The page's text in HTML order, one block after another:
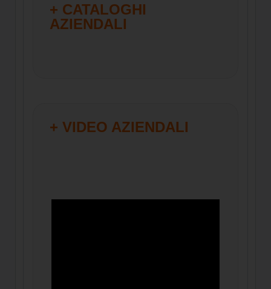
+ CATALOGHI
AZIENDALI
+ VIDEO AZIENDALI